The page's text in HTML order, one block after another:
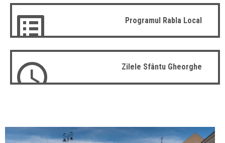
Programul Rabla Local
Zilele Sfântu Gheorghe